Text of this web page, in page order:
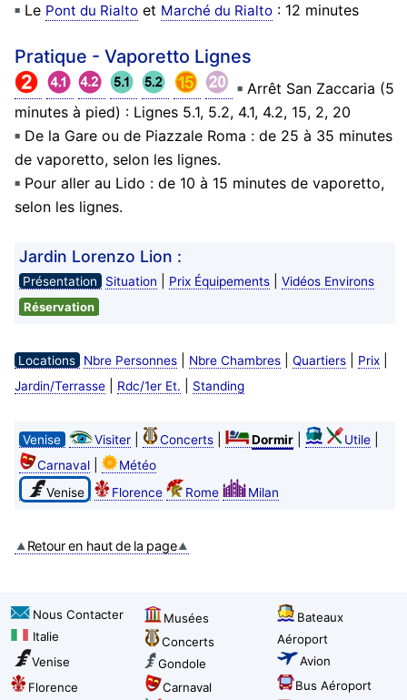
Le Pont du Rialtoet Marché du Rialto: 12 minutes
Pratique - Vaporetto Lignes
Arrêt San Zaccaria (5
minutes à pied) : Lignes 5.1, 5.2, 4.1, 4.2, 15, 2, 20
De la Gare ou de Piazzale Roma : de 25 à 35 minutes
de vaporetto, selon les lignes.
Pour aller au Lido : de 10 à 15 minutes de vaporetto,
selon les lignes.
Jardin Lorenzo Lion :
Présentation Situation Prix Équipements| Vidéos Environs
Réservation
Locations Nbre Personnes| Nbre Chambres| Quartiers| Prix|
Jardin/Terrasse| Rdc/1er Et. Standing
Venise Visiter| Concerts| Dormir| Utile|
Carnaval|
Météo
Venise
Florence Rome Milan
Retour en haut de la page
Nous Contacter
Italie
Venise
Florence
Musées
Concerts
Gondole
Carnaval
Bateaux
Aéroport
Avion
Bus Aéroport